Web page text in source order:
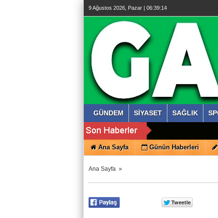
9 Ağustos 2026, Pazar | 06:39:15
GÜNDEM SİYASET SAĞLIK
Ana Sayfa Günün Haberleri
Ana Sayfa »